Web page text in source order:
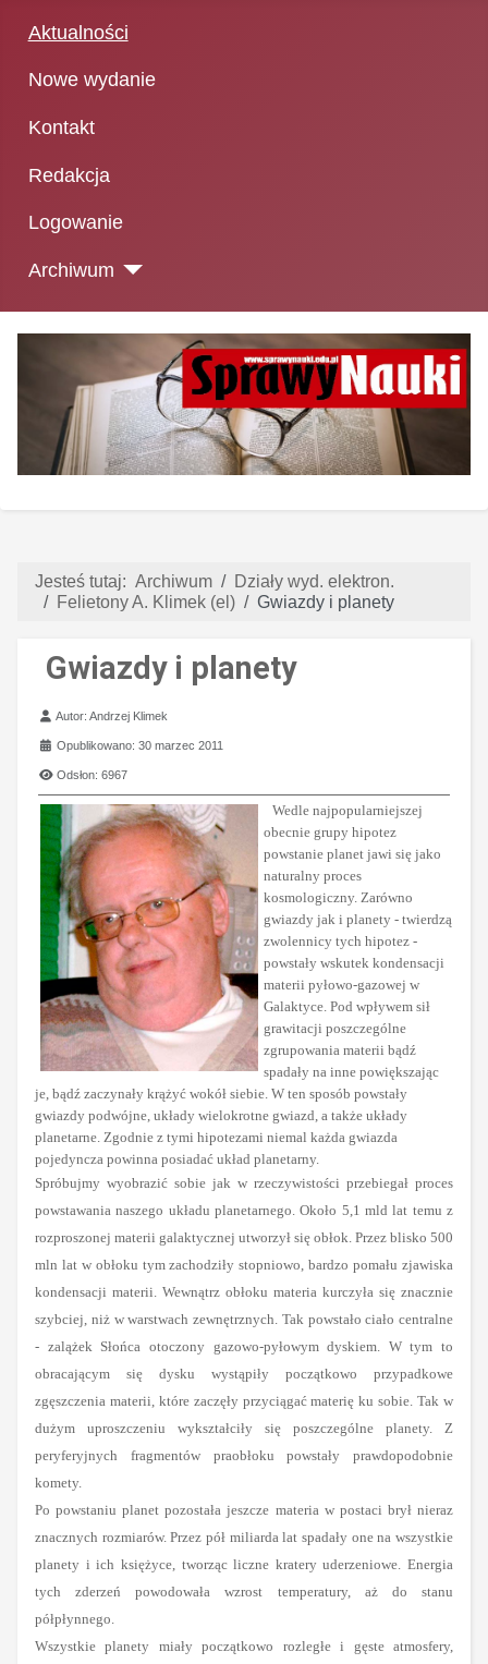
Aktualności
Nowe wydanie
Kontakt
Redakcja
Logowanie
Archiwum
Jesteś tutaj: Archiwum
Działy wyd. elektron.
Felietony A. Klimek (el)
Gwiazdy i planety
Gwiazdy i planety
Szczegóły
Autor:Andrzej Klimek
Opublikowano: 30 marzec 2011
Odsłon: 6967
Wedle najpopularniejszej
obecnie grupy hipotez
powstanie planet jawi się jako
naturalny proces
kosmologiczny. Zarówno
gwiazdy jak i planety - twierdzą
zwolennicy tych hipotez -
powstały wskutek kondensacji
materii pyłowo-gazowej w
Galaktyce. Pod wpływem sił
grawitacji poszczególne
zgrupowania materii bądź
spadały na inne powiększając
je, bądź zaczynały krążyć wokół siebie. W ten sposób powstały
gwiazdy podwójne, układy wielokrotne gwiazd, a także układy
planetarne. Zgodnie z tymi hipotezami niemal każda gwiazda
pojedyncza powinna posiadać układ planetarny.
Spróbujmy wyobrazić sobie jak w rzeczywistości przebiegał proces
powstawania naszego układu planetarnego. Około 5,1 mld lat temu z
rozproszonej materii galaktycznej utworzył się obłok. Przez blisko 500
mln lat w obłoku tym zachodziły stopniowo, bardzo pomału zjawiska
kondensacji materii. Wewnątrz obłoku materia kurczyła się znacznie
szybciej, niż w warstwach zewnętrznych. Tak powstało ciało centralne
- zalążek Słońca otoczony gazowo-pyłowym dyskiem. W tym to
obracającym się dysku wystąpiły początkowo przypadkowe
zgęszczenia materii, które zaczęły przyciągać materię ku sobie. Tak w
dużym uproszczeniu wykształciły się poszczególne planety. Z
peryferyjnych fragmentów praobłoku powstały prawdopodobnie
komety.
Po powstaniu planet pozostała jeszcze materia w postaci brył nieraz
znacznych rozmiarów. Przez pół miliarda lat spadały one na wszystkie
planety i ich księżyce, tworząc liczne kratery uderzeniowe. Energia
tych zderzeń powodowała wzrost temperatury, aż do stanu
półpłynnego.
Wszystkie planety miały początkowo rozległe i gęste atmosfery,